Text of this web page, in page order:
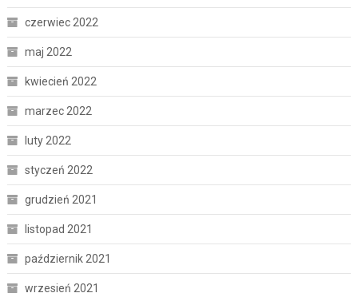
czerwiec 2022
maj 2022
kwiecień 2022
marzec 2022
luty 2022
styczeń 2022
grudzień 2021
listopad 2021
październik 2021
wrzesień 2021